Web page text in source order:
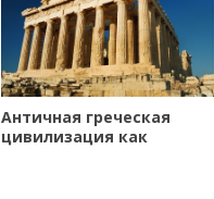
Античная греческая
цивилизация как